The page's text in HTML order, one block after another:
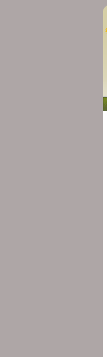
Panneau de gestion des cookies